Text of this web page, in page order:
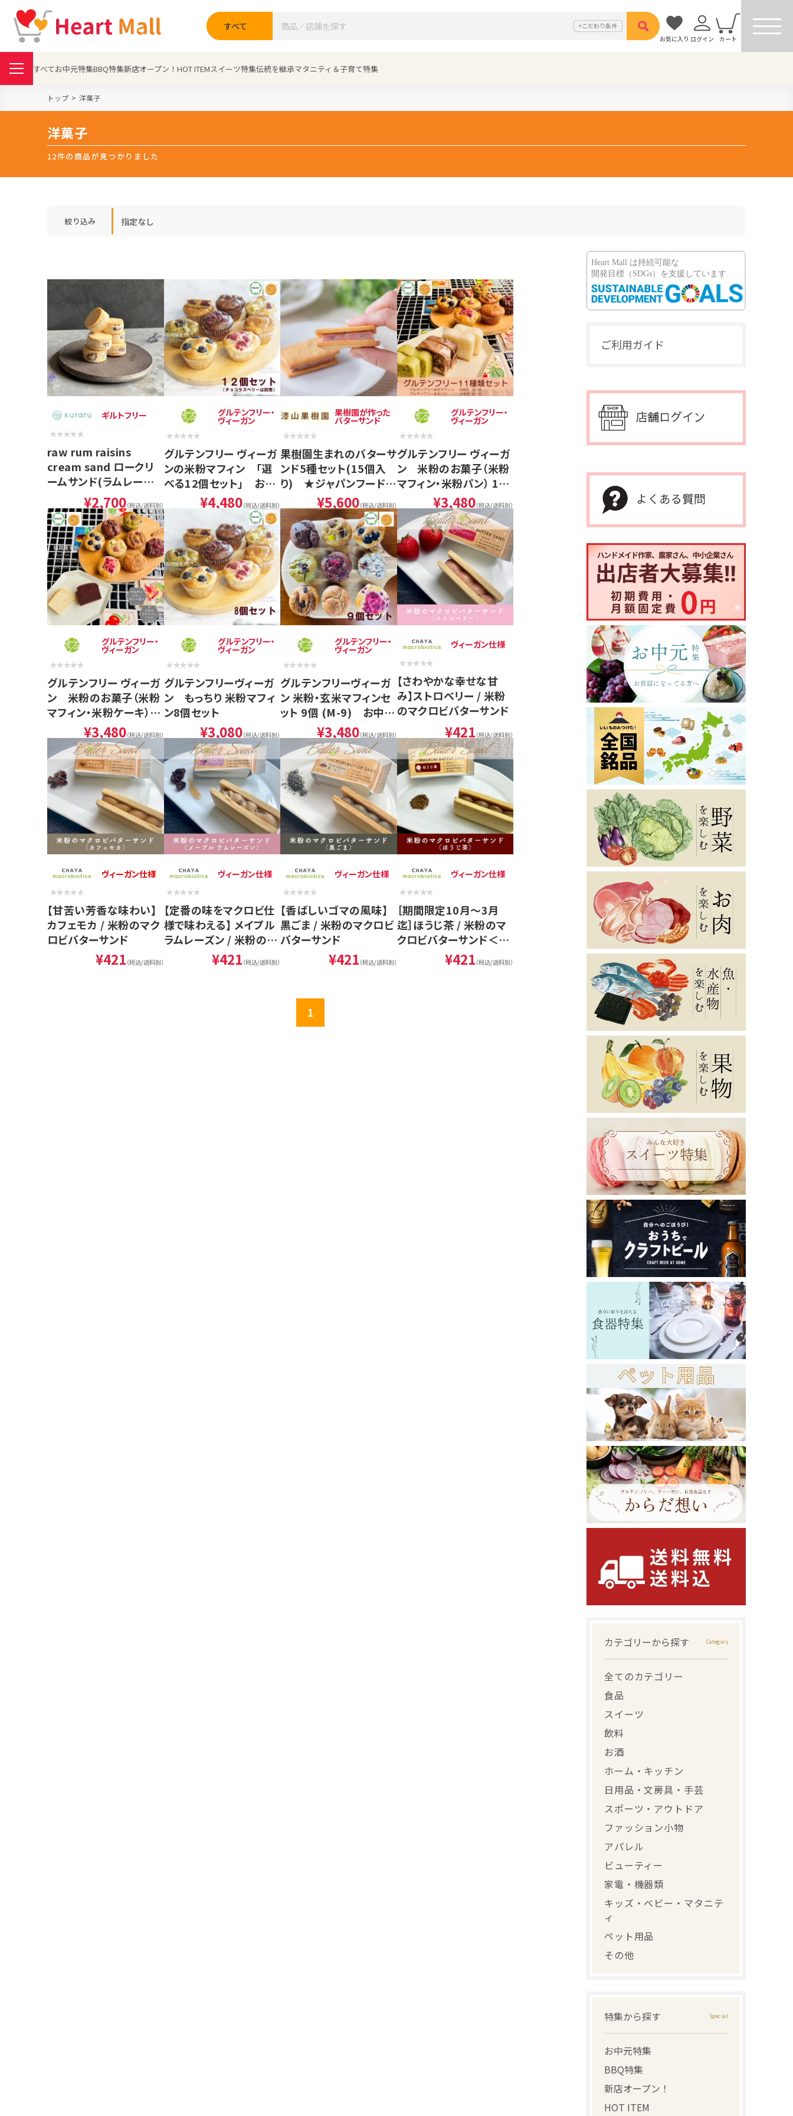
すべて こだわり条件
お気に入り ログイン カート
すべてお中元特集BBQ特集新店オープン！ HOT ITEMスイーツ特集伝統を継承マタニティ＆子育て特集
トップ 洋菓子
洋菓子
12件の商品が見つかりました
絞り込み 指定なし
ギルトフリー
raw rum raisins
cream sand ロークリ
ームサンド(ラムレーズ
ン) 8個入 ヴィーガン
ロースイーツ
¥2,700（税込/送料別）
グルテンフリー・
ヴィーガン
グルテンフリー ヴィーガ
ンの米粉マフィン 「選
べる12個セット」 お中
¥4,480（税込/送料別）
果樹園が作った
バターサンド
果樹園生まれのバターサ
ンド5種セット(15個入
り) ★ジャパンフードセ
レクション金賞受賞★
お中元に
¥5,600（税込/送料別）
グルテンフリー・
ヴィーガン
グルテンフリー ヴィーガ
ン 米粉のお菓子（米粉
マフィン・米粉パン） 11
個セット (NEW01-
11) お中元に
¥3,480（税込/送料別）
グルテンフリー・
ヴィーガン
グルテンフリー ヴィーガ
ン 米粉のお菓子（米粉
マフィン・米粉ケーキ）
10個セット (NEW07-
10) お中元に
¥3,480（税込/送料別）
グルテンフリー・
ヴィーガン
グルテンフリーヴィーガ
ン もっちり 米粉マフィ
ン8個セット
¥3,080（税込/送料別）
グルテンフリー・
ヴィーガン
グルテンフリーヴィーガ
ン 米粉・玄米マフィンセ
ット 9個 (M-9) お中元
¥3,480（税込/送料別）
ヴィーガン仕様
【さわやかな幸せな甘
み】ストロベリー / 米粉
のマクロビバターサンド
¥421 （税込/送料別）
ヴィーガン仕様
【甘苦い芳香な味わい】
カフェモカ / 米粉のマク
ロビバターサンド
¥421 （税込/送料別）
ヴィーガン仕様
【定番の味をマクロビ仕
様で味わえる】 メイプル
ラムレーズン / 米粉のマ
クロビバターサンド ＜
24/10月より価格改定＞
¥421 （税込/送料別）
ヴィーガン仕様
【香ばしいゴマの風味】
黒ごま / 米粉のマクロビ
バターサンド
¥421 （税込/送料別）
ヴィーガン仕様
［期間限定10月～3月
迄］ほうじ茶 / 米粉のマ
クロビバターサンド＜ヴ
ィーガン、マクロビ、プラ
ントベース、白砂糖不使
¥421 （税込/送料別）
1
ご利用ガイド
カテゴリーから探す
全てのカテゴリー
食品
スイーツ
飲料
お酒
ホーム・キッチン
日用品・文房具・手芸
スポーツ・アウトドア
ファッション小物
アパレル
ビューティー
家電・機器類
キッズ・ベビー・マタニテ
ィ
ペット用品
その他
特集から探す
お中元特集
BBQ特集
新店オープン！
HOT ITEM